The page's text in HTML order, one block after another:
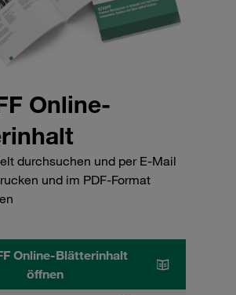
Online-
durchsuchen und per E-Mail
und im PDF-Format
Online-Blätterinhalt
öffnen